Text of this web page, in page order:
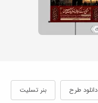
دانلود طرح بنر تسلیت